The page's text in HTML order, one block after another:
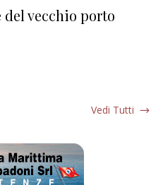
vecchio porto
Vedi Tutti